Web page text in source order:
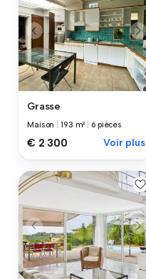
Grasse
Maison |193 m² 6 pièces
€ 2 300 Voir plus